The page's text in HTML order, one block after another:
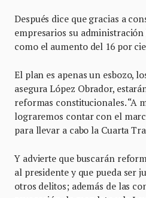
Después dice que gracias a
empresarios su
como el aumento del 16 por
El plan es apenas un esbozo,
asegura López Obrador,
reformas constitucionales. “A
lograremos contar con el
para llevar a cabo la Cuarta
Y advierte que buscarán
al presidente y que pueda ser
otros delitos; además de las